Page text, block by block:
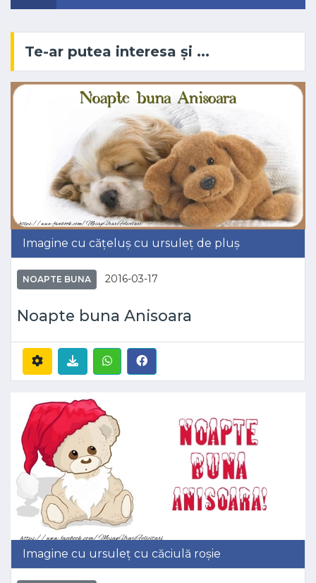
Te-ar putea interesa și ...
Imagine cu cățeluș cu ursuleț de pluș
NOAPTE BUNA 2016-03-17
Noapte buna Anisoara
Imagine cu ursuleț cu căciulă roșie